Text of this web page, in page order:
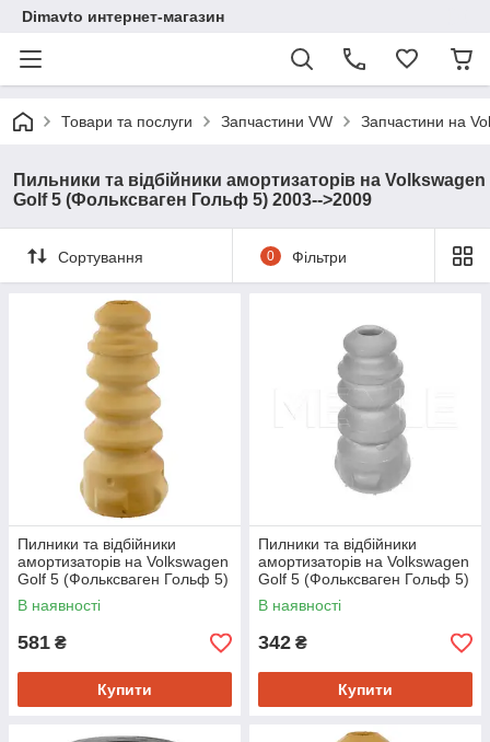
Dimavto интернет-магазин
Товари та послуги Запчастини VW Запчастини на
Пильники та відбійники амортизаторів на Volkswagen
Golf 5 (Фольксваген Гольф 5) 2003-->2009
Сортування 0 Фільтри
Пилники та відбійники
амортизаторів на Volkswagen
Golf 5 (Фольксваген Гольф 5)
2003->2009 Swag 32923442
В наявності
581 ₴
Купити
Пилники та відбійники
амортизаторів на Volkswagen
Golf 5 (Фольксваген Гольф 5)
2003->2009 Meyle
1007420018
В наявності
342 ₴
Купити